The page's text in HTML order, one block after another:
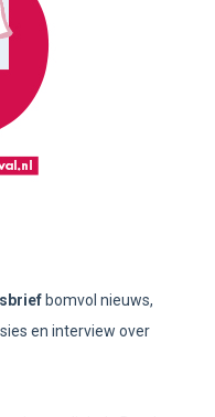
bomvol nieuws,
en interview over